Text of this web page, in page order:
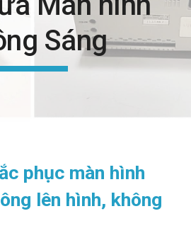
Sáng
phục màn hình
lên hình, không